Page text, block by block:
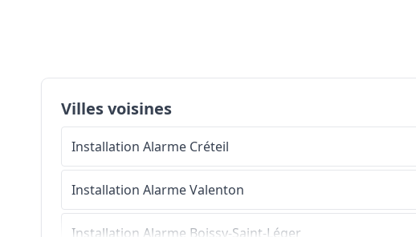
Villes voisines
Installation Alarme Créteil
Installation AlarmeValenton
Installation Alarme Boissy-Saint-Léger